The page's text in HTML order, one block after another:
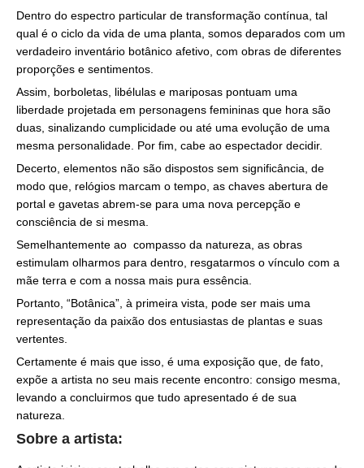
Dentro do espectro particular de transformação contínua, tal
qual é o ciclo da vida de uma planta, somos deparados com um
verdadeiro inventário botânico afetivo, com obras de diferentes
proporções e sentimentos.
Assim, borboletas, libélulas e mariposas pontuam uma
liberdade projetada em personagens femininas que hora são
duas, sinalizando cumplicidade ou até uma evolução de uma
mesma personalidade. Por fim, cabe ao espectador decidir.
Decerto, elementos não são dispostos sem significância, de
modo que, relógios marcam o tempo, as chaves abertura de
portal e gavetas abrem-se para uma nova percepção e
consciência de si mesma.
Semelhantemente ao compasso da natureza, as obras
estimulam olharmos para dentro, resgatarmos o vínculo com a
mãe terra e com a nossa mais pura essência.
Portanto, “Botânica”, à primeira vista, pode ser mais uma
representação da paixão dos entusiastas de plantas e suas
vertentes.
Certamente é mais que isso, é uma exposição que, de fato,
expõe a artista no seu mais recente encontro: consigo mesma,
levando a concluirmos que tudo apresentado é de sua
natureza.
Sobre a artista: